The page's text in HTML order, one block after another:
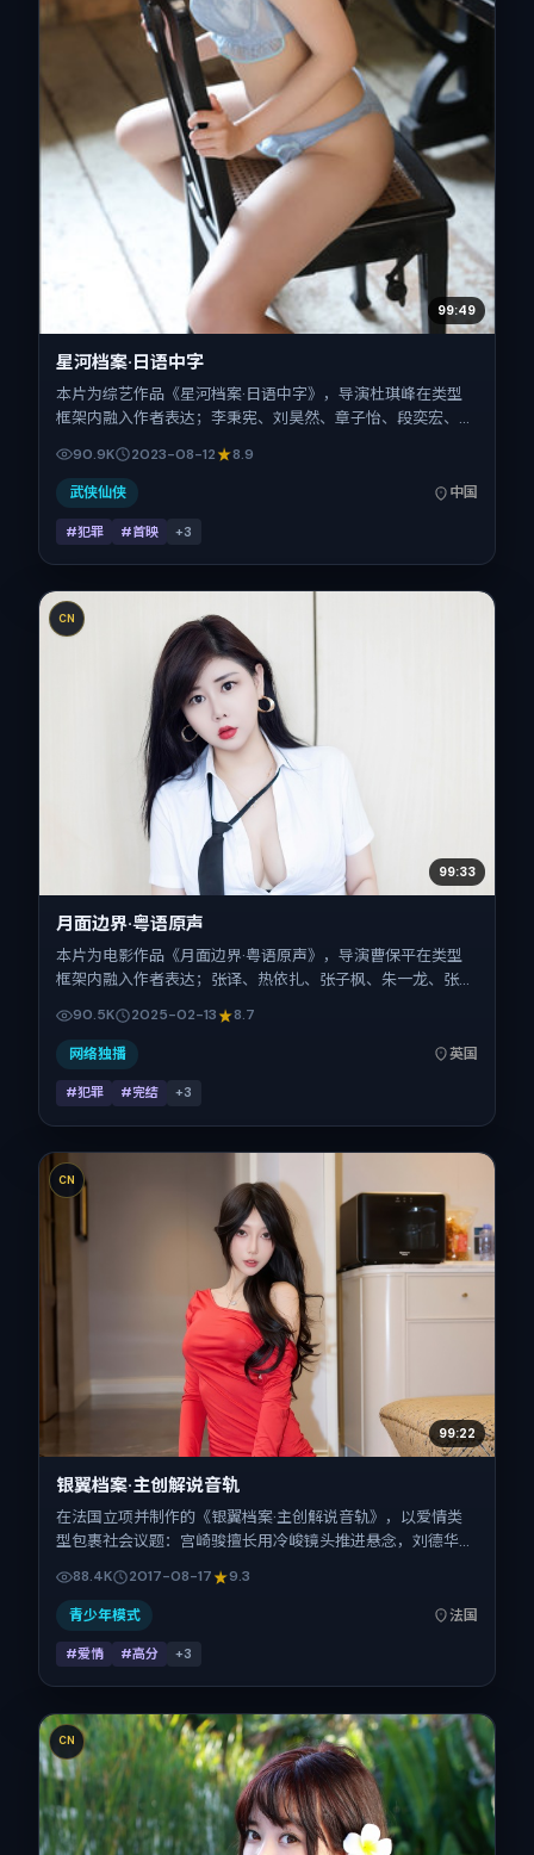
99:49
星河档案·日语中字
本片为综艺作品《星河档案·日语中字》，导演杜琪峰在类型
框架内融入作者表达；李秉宪、刘昊然、章子怡、段奕宏、桂
品背景为中国大陆。上映时间 2023年8月12日（公映登记日
2023-08-12），全片168分钟，节奏张弛有度。
90.9K 2023-08-12 8.9
武侠仙侠 中国
#犯罪 #首映 +3
CN
99:33
月面边界·粤语原声
本片为电影作品《月面边界·粤语原声》，导演曹保平在类型
框架内融入作者表达；张译、热依扎、张子枫、朱一龙、张
与出品背景为英国。上映时间 2025年2月13日（公映登记日
2025-02-13），全片108分钟，节奏张弛有度。
90.5K 2025-02-13 8.7
网络独播 英国
#犯罪 #完结 +3
CN
99:22
银翼档案·主创解说音轨
在法国立项并制作的《银翼档案·主创解说音轨》，以爱情类
型包裹社会议题：宫崎骏擅长用冷峻镜头推进悬念，刘德华、
间：2017-08-17；片长118分钟；适合关注现实质感与类型片
结构的观众。
88.4K 2017-08-17 9.3
青少年模式 法国
#爱情 #高分 +3
CN